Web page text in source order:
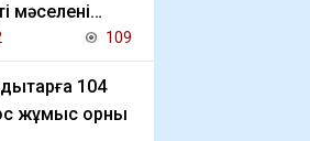
мәселені
109
104
жұмыс орны